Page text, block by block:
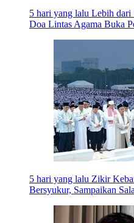
5 hari yang lalu Lebih dari
Doa Lintas Agama Buka
5 hari yang lalu Zikir
Bersyukur, Sampaikan